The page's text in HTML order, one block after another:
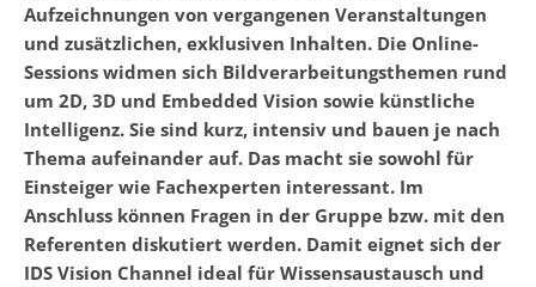
Aufzeichnungen von vergangenen Veranstaltungen
und zusätzlichen, exklusiven Inhalten. Die Online-
Sessions widmen sich Bildverarbeitungsthemen rund
um 2D, 3D und Embedded Vision sowie künstliche
Intelligenz. Sie sind kurz, intensiv und bauen je nach
Thema aufeinander auf. Das macht sie sowohl für
Einsteiger wie Fachexperten interessant. Im
Anschluss können Fragen in der Gruppe bzw. mit den
Referenten diskutiert werden. Damit eignet sich der
IDS Vision Channel ideal für Wissensaustausch und